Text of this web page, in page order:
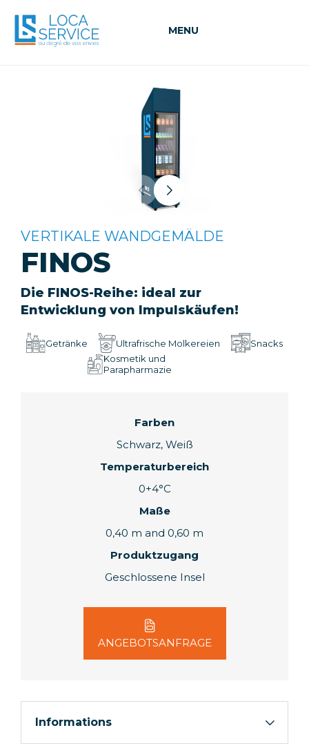
MENU
VERTIKALE WANDGEMÄLDE
FINOS
Die FINOS-Reihe: ideal zur
Entwicklung von Impulskäufen!
Getränke Ultrafrische Molkereien
Snacks
Kosmetik und
Parapharmazie
Farben
Schwarz, Weiß
Temperaturbereich
0+4°C
Maße
0,40 m and 0,60 m
Produktzugang
Geschlossene Insel
ANGEBOTSANFRAGE
Informations